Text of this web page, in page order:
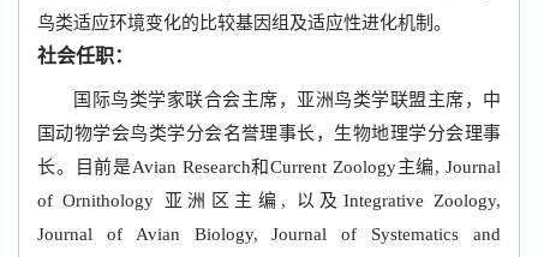
鸟类适应环境变化的比较基因组及适应性进化机制。
社会任职：
国际鸟类学家联合会主席，亚洲鸟类学联盟主席，中
国动物学会鸟类学分会名誉理事长，生物地理学分会理事
长。目前是Avian Research和Current Zoology主编, Journal
of Ornithology 亚洲区主编, 以及Integrative Zoology,
Journal of Avian Biology, Journal of Systematics and